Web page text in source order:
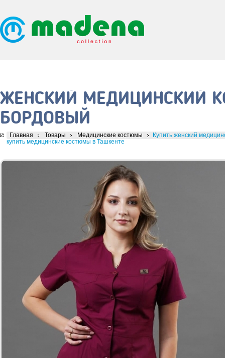
ЖЕНСКИЙ МЕДИЦИНСКИЙ
БОРДОВЫЙ
Главная Товары Медицинские костюмы
Купить женский
купить медицинские костюмы в Ташкенте